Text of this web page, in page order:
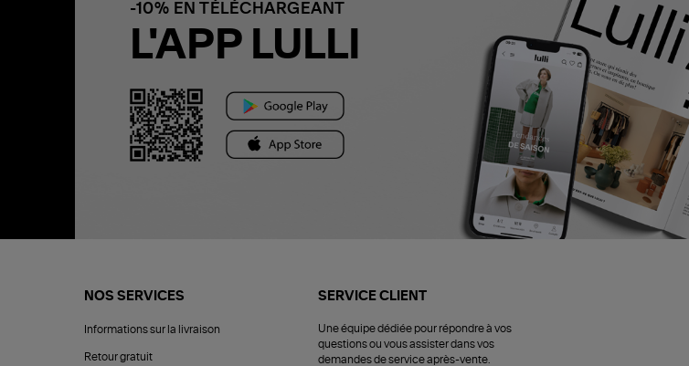
-10% EN TÉLÉCHARGEANT
L'APP LULLI
NOS SERVICES
Informations sur la livraison
Retour gratuit
SERVICE CLIENT
Une équipe dédiée pour répondre à vos
questions ou vous assister dans vos
demandes de service après-vente.